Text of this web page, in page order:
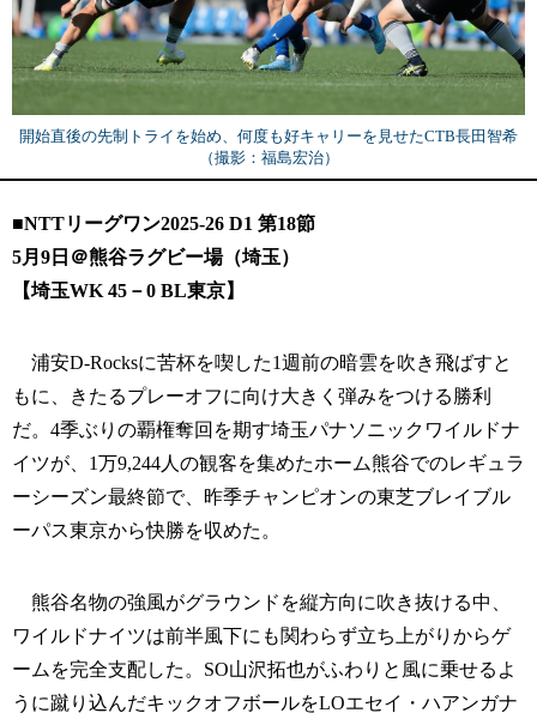
開始直後の先制トライを始め、何度も好キャリーを見せたCTB長田智希
（撮影：福島宏治）
■NTTリーグワン2025-26 D1 第18節
5月9日＠熊谷ラグビー場（埼玉）
【埼玉WK 45－0 BL東京】
浦安D-Rocksに苦杯を喫した1週前の暗雲を吹き飛ばすと
もに、きたるプレーオフに向け大きく弾みをつける勝利
だ。4季ぶりの覇権奪回を期す埼玉パナソニックワイルドナ
イツが、1万9,244人の観客を集めたホーム熊谷でのレギュラ
ーシーズン最終節で、昨季チャンピオンの東芝ブレイブル
ーパス東京から快勝を収めた。
熊谷名物の強風がグラウンドを縦方向に吹き抜ける中、
ワイルドナイツは前半風下にも関わらず立ち上がりからゲ
ームを完全支配した。SO山沢拓也がふわりと風に乗せるよ
うに蹴り込んだキックオフボールをLOエセイ・ハアンガナ